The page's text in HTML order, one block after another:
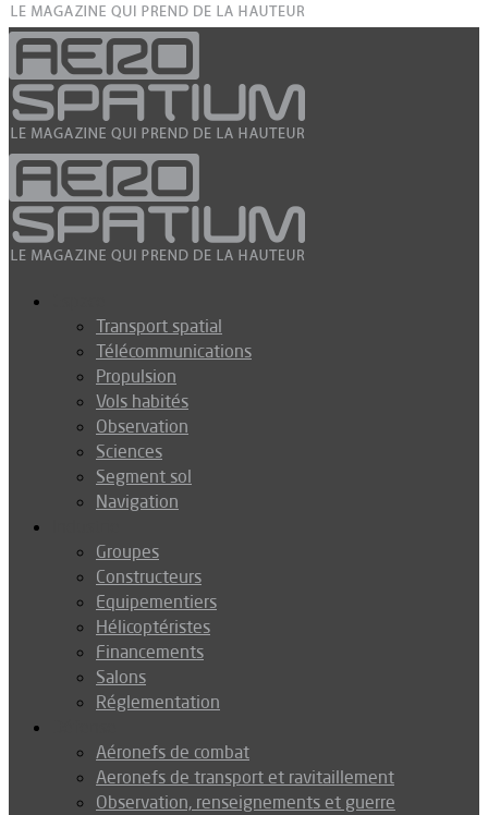
Transport spatial
Télécommunications
Propulsion
Vols habités
Observation
Sciences
Segment sol
Navigation
Groupes
Constructeurs
Equipementiers
Hélicoptéristes
Financements
Salons
Réglementation
Aéronefs de combat
Aeronefs de transport et ravitaillement
Observation, renseignements et guerre